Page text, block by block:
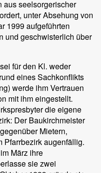
aus seelsorgerischer
unter Absehung von
1999 aufgeführten
und geschwisterlich über
für den Kl. weder
eines Sachkonflikts
werde ihm Vertrauen
mit ihm eingestellt.
die eigene
Der Baukirchmeister
Mietern,
Pfarrbezirk augenfällig.
März ihre
sie zwei